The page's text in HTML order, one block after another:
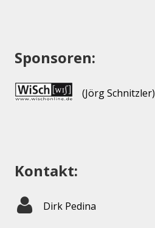
Sponsoren:
(Jörg Schnitzler)
Kontakt:
Dirk Pedina